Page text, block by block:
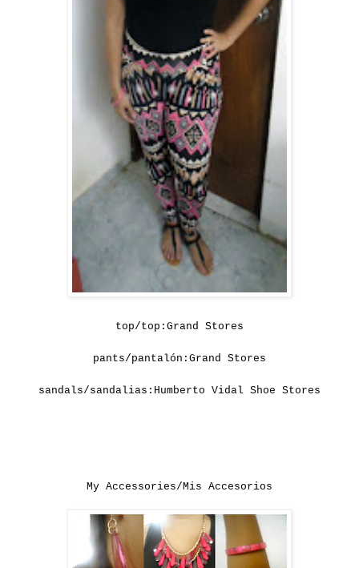
top/top:Grand Stores
pants/pantalón:Grand Stores
sandals/sandalias:Humberto Vidal Shoe Stores
My Accessories/Mis Accesorios